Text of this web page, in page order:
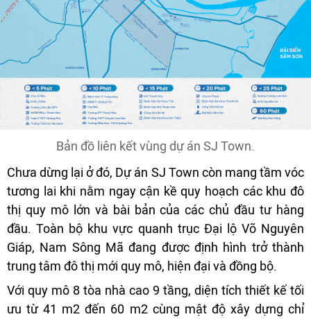
Bản đồ liên kết vùng dự án SJ Town.
Chưa dừng lại ở đó, Dự án SJ Town còn mang tầm vóc
tương lai khi nằm ngay cận kề quy hoạch các khu đô
thị quy mô lớn và bài bản của các chủ đầu tư hàng
đầu. Toàn bộ khu vực quanh trục Đại lộ Võ Nguyên
Giáp, Nam Sông Mã đang được định hình trở thành
trung tâm đô thị mới quy mô, hiện đại và đồng bộ.
Với quy mô 8 tòa nhà cao 9 tầng, diện tích thiết kế tối
ưu từ 41 m2 đến 60 m2 cùng mật độ xây dựng chỉ